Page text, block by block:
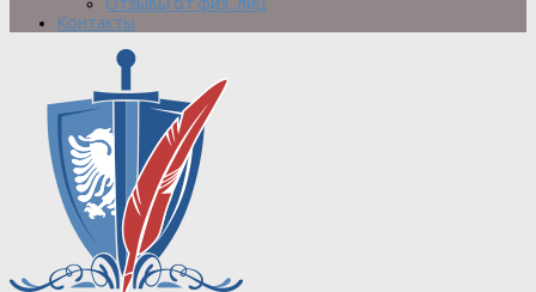
Отзывы от физ. лиц
Контакты